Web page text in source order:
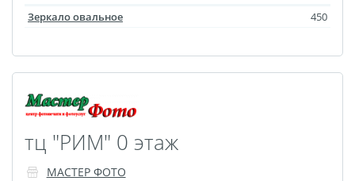
принадлежности
Фото на стеклянной
рамке
Календарь-плакат
Фотоколлаж
Визитки
Зеркало овальное
450
тц "РИМ" 0 этаж
МАСТЕР ФОТО